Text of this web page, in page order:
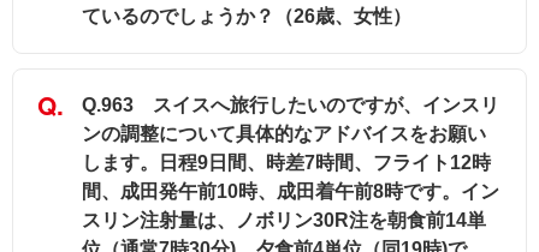
ているのでしょうか？（26歳、女性）
Q.963 スイスへ旅行したいのですが、インスリ
ンの調整について具体的なアドバイスをお願い
します。日程9日間、時差7時間、フライト12時
間、成田発午前10時、成田着午前8時です。イン
スリン注射量は、ノボリン30R注を朝食前14単